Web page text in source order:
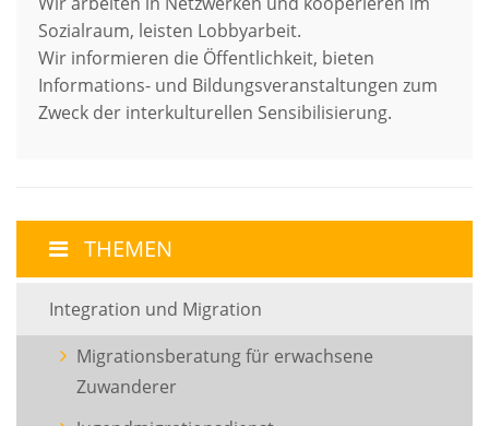
Sozialraum, leisten Lobbyarbeit.
Wir informieren die Öffentlichkeit, bieten
Informations- und Bildungsveranstaltungen zum
Zweck der interkulturellen Sensibilisierung.
THEMEN
Integration und Migration
Migrationsberatung für erwachsene
Zuwanderer